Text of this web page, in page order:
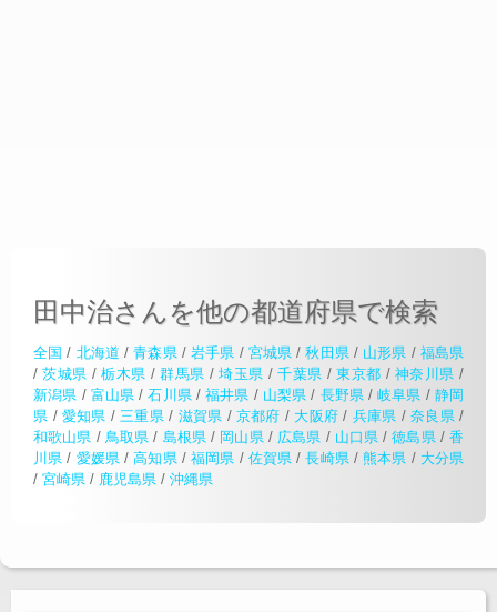
田中治さんを他の都道府県で検索
全国 / 北海道 /青森県/ 岩手県 / 宮城県 /秋田県/ 山形県 / 福島県
/茨城県 /栃木県 /群馬県 /埼玉県 /千葉県 /東京都 /神奈川県 /
新潟県 / 富山県 /石川県/福井県 / 山梨県 / 長野県/岐阜県 / 静岡
県 / 愛知県 /三重県 / 滋賀県 / 京都府 / 大阪府 / 兵庫県 / 奈良県/
和歌山県 / 鳥取県 / 島根県/ 岡山県/ 広島県 / 山口県 /徳島県/香
川県 / 愛媛県/高知県/ 福岡県 / 佐賀県 /長崎県/熊本県 / 大分県
/ 宮崎県 / 鹿児島県 / 沖縄県